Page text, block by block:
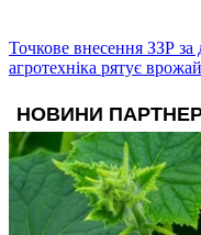
Точкове внесення ЗЗР
агротехніка рятує